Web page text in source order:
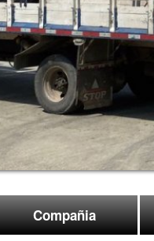
Compañia